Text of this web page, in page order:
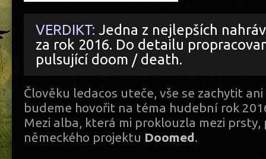
VERDIKT: Jedna z nejlepších
za rok 2016. Do detailu
pulsující doom / death.
Člověku ledacos uteče, vše se zachytit
budeme hovořit na téma hudební rok
Mezi alba, která mi proklouzla mezi
německého projektu Doomed.